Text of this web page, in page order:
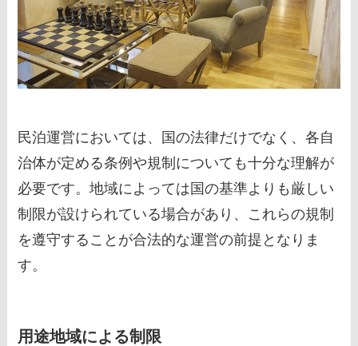
民泊運営においては、国の法律だけでなく、各自
治体が定める条例や規制についても十分な理解が
必要です。地域によっては国の基準よりも厳しい
制限が設けられている場合があり、これらの規制
を遵守することが合法的な運営の前提となりま
す。
用途地域による制限